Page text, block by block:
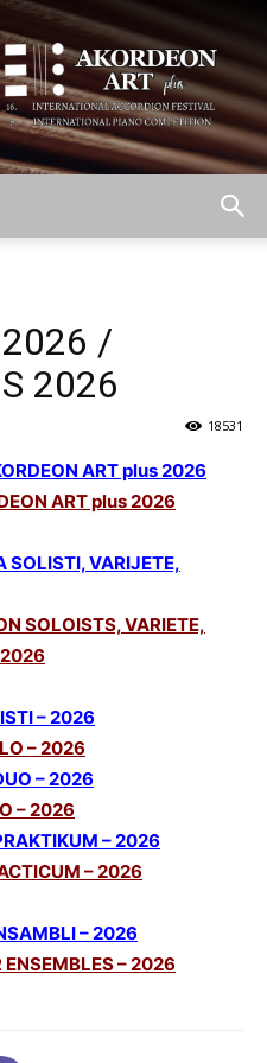
ART
2026 /
2026
18531
ART plus 2026
ART plus 2026
SOLISTI, VARIJETE,
SOLOISTS, VARIETE,
2026
– 2026
– 2026
– 2026
– 2026
– 2026
– 2026
– 2026
ENSEMBLES – 2026